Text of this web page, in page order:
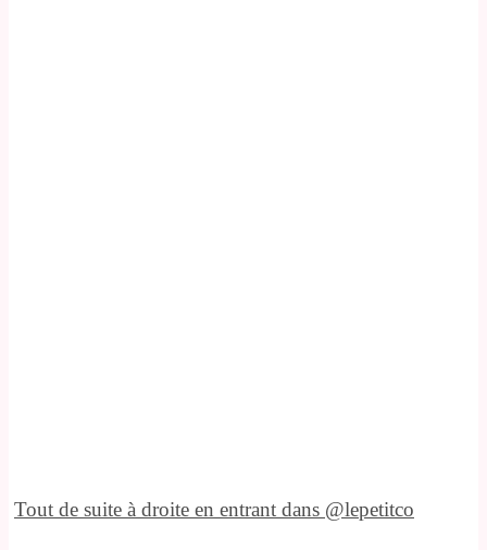
Tout de suite à droite en entrant dans @lepetitco